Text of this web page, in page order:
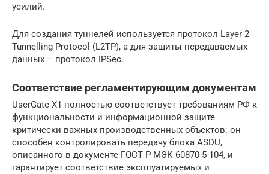
усилий.
Для создания туннелей используется протокол Layer 2
Tunnelling Protocol (L2TP), а для защиты передаваемых
данных – протокол IPSec.
Соответствие регламентирующим документам
UserGate X1 полностью соответствует требованиям РФ к
функциональности и информационной защите
критически важных производственных объектов: он
способен контролировать передачу блока ASDU,
описанного в документе ГОСТ Р МЭК 60870-5-104, и
гарантирует соответствие эксплуатируемых и